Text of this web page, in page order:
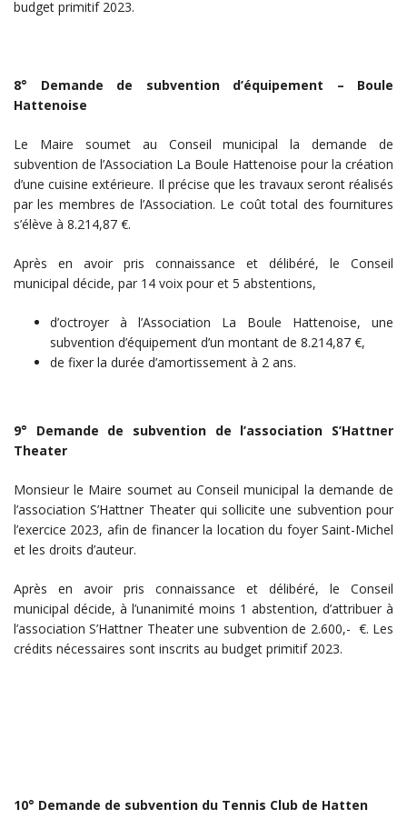
budget primitif 2023.
8° Demande de subvention d’équipement – Boule
Hattenoise
Le Maire soumet au Conseil municipal la demande de
subvention de l’Association La Boule Hattenoise pour la création
d’une cuisine extérieure. Il précise que les travaux seront réalisés
par les membres de l’Association. Le coût total des fournitures
s’élève à 8.214,87 €.
Après en avoir pris connaissance et délibéré, le Conseil
municipal décide, par 14 voix pour et 5 abstentions,
d’octroyer à l’Association La Boule Hattenoise, une
subvention d’équipement d’un montant de 8.214,87 €,
de fixer la durée d’amortissement à 2 ans.
9° Demande de subvention de l’association S’Hattner
Theater
Monsieur le Maire soumet au Conseil municipal la demande de
l’association S’Hattner Theater qui sollicite une subvention pour
l’exercice 2023, afin de financer la location du foyer Saint-Michel
et les droits d’auteur.
Après en avoir pris connaissance et délibéré, le Conseil
municipal décide, à l’unanimité moins 1 abstention, d’attribuer à
l’association S’Hattner Theater une subvention de 2.600,- €. Les
crédits nécessaires sont inscrits au budget primitif 2023.
10° Demande de subvention du Tennis Club de Hatten